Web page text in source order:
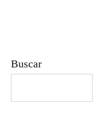
Buscar